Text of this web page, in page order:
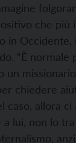
che più
in Occidente,
“È normale
un
chiedere
caso, allora
a lui, non lo